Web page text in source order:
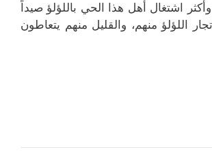
اشتغال أهل هذا الحي باللؤلؤ صيداً
اللؤلؤ منهم، والقليل منهم يتعاطون